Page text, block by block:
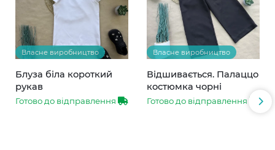
Власне виробництво
Блуза біла короткий
рукав
Готово до відправлення
Власне виробництво
Відшивається. Палаццо
костюмка чорні
Готово до відправлення